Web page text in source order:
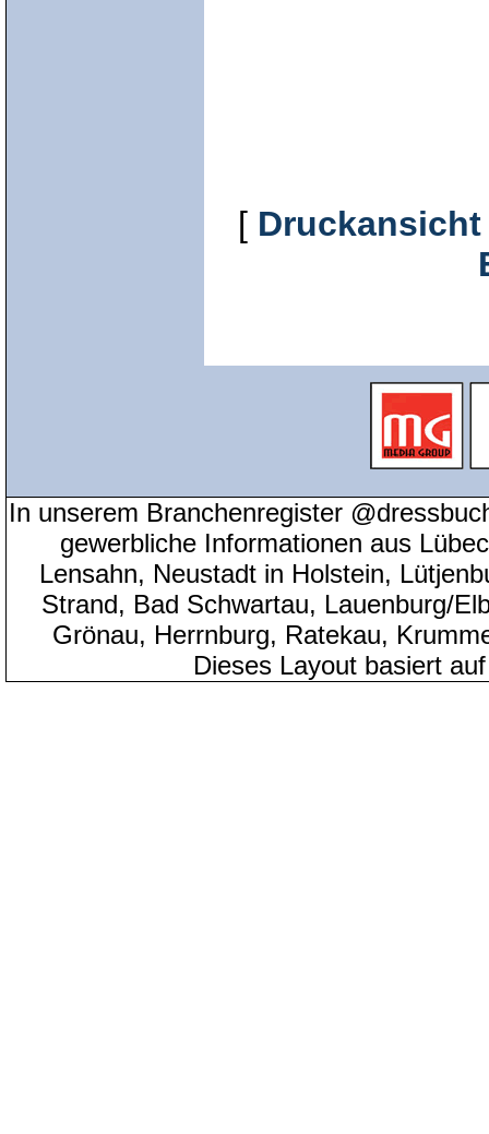
[ Druckansicht
In unserem Branchenregister
gewerbliche Informationen aus
Lensahn, Neustadt in Holstein,
Strand, Bad Schwartau, Lauenburg/
Grönau, Herrnburg, Ratekau,
Dieses Layout basiert